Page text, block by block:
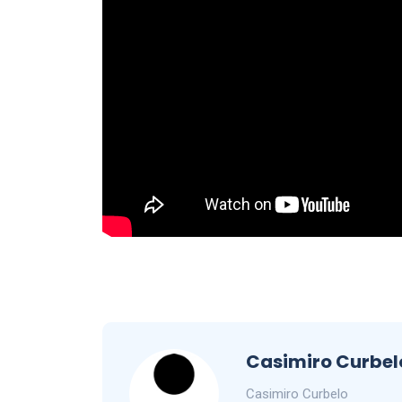
Casimiro
Casimiro Curbelo